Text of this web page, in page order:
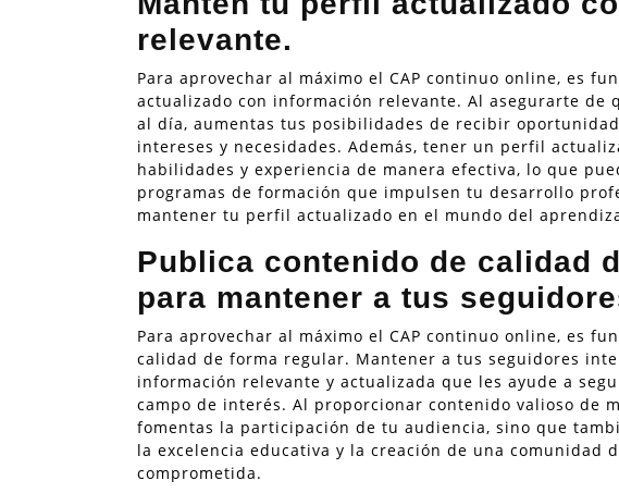
relevante.
Para aprovechar al máximo el CAP continuo online, es
actualizado con información relevante. Al asegurarte de
al día, aumentas tus posibilidades de recibir
intereses y necesidades. Además, tener un perfil
habilidades y experiencia de manera efectiva, lo que
programas de formación que impulsen tu desarrollo
mantener tu perfil actualizado en el mundo del
Publica contenido de calidad
para mantener a tus
Para aprovechar al máximo el CAP continuo online, es
calidad de forma regular. Mantener a tus seguidores
información relevante y actualizada que les ayude a
campo de interés. Al proporcionar contenido valioso de
fomentas la participación de tu audiencia, sino que
la excelencia educativa y la creación de una comunidad
comprometida.